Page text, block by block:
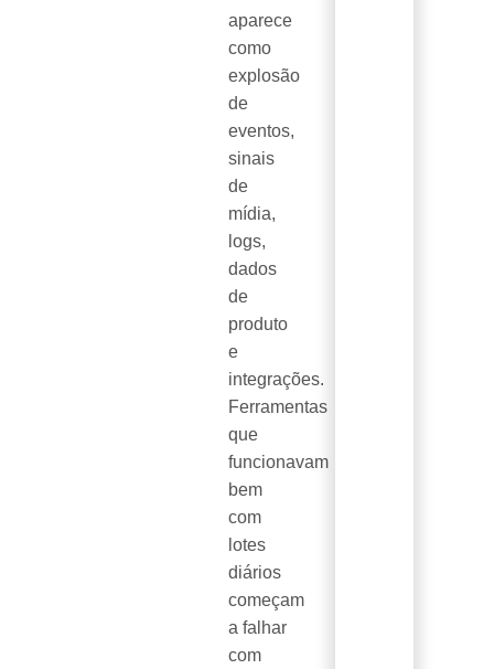
aparece
como
explosão
de
eventos,
sinais
de
mídia,
logs,
dados
de
produto
e
integrações.
Ferramentas
que
funcionavam
bem
com
lotes
diários
começam
a falhar
com